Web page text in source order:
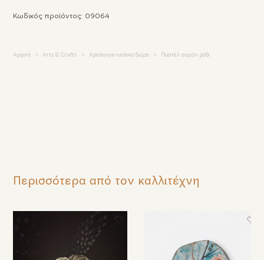
Κωδικός προϊόντος: 09064
Αρχική Arts & Crafts Χριστουγεννιάτικα δώρα Παστέλ σομόν ρόδι
Περισσότερα από τον καλλιτέχνη